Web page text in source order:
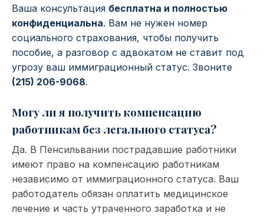
Ваша консультация бесплатна и полностью
конфиденциальна. Вам не нужен номер
социального страхования, чтобы получить
пособие, а разговор с адвокатом не ставит под
угрозу ваш иммиграционный статус. Звоните
(215) 206-9068.
Могу ли я получить компенсацию
работникам без легального статуса?
Да. В Пенсильвании пострадавшие работники
имеют право на компенсацию работникам
независимо от иммиграционного статуса. Ваш
работодатель обязан оплатить медицинское
лечение и часть утраченного заработка и не